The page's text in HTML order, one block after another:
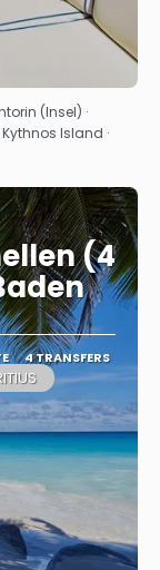
(Insel) ·
Kythnos Island ·
(4
4 TRANSFERS